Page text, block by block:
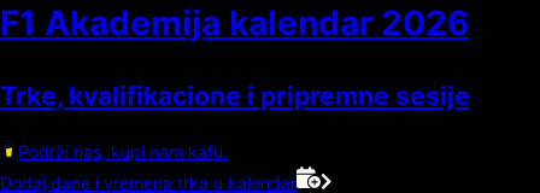
F1 Akademija kalendar 2026
Trke, kvalifikacione i pripremne sesije
Podrži nas, kupi nam kafu.
Dodaj dane i vremena trka u kalendar